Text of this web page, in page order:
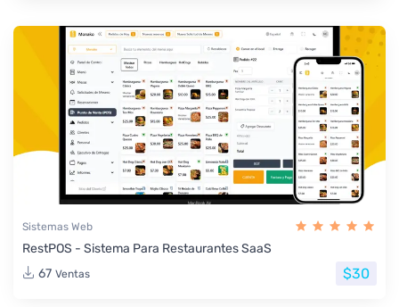
Sistemas Web
RestPOS - Sistema Para Restaurantes SaaS
67 Ventas $30